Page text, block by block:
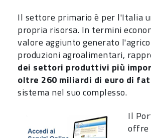
Il settore primario è per l'Italia
propria risorsa. In termini
valore aggiunto generato
produzioni agroalimentari,
dei settori produttivi più
oltre 260 miliardi di euro di
sistema nel suo complesso.
Il
offre